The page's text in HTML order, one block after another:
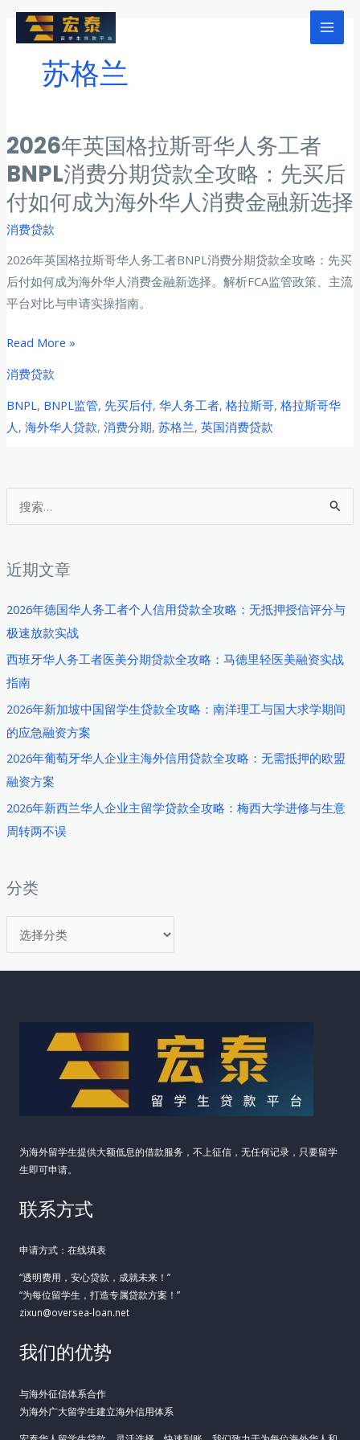
Main
索
近期文章
2026年德国华人务工者个人信用贷款全攻略：无抵押授信评分与
极速放款实战
西班牙华人务工者医美分期贷款全攻略：马德里轻医美融资实战
指南
2026年新加坡中国留学生贷款全攻略：南洋理工与国大求学期间
的应急融资方案
2026年葡萄牙华人企业主海外信用贷款全攻略：无需抵押的欧盟
融资方案
2026年新西兰华人企业主留学贷款全攻略：梅西大学进修与生意
周转两不误
分类
类
苏格兰
2026年英国格拉斯哥华人务工者
BNPL消费分期贷款全攻略：先买后
付如何成为海外华人消费金融新选择
消费贷款
2026年英国格拉斯哥华人务工者BNPL消费分期贷款全攻略：先买
后付如何成为海外华人消费金融新选择。解析FCA监管政策、主流
平台对比与申请实操指南。
2026
英
国
格
哥
务
工
者
BNPL
费
分
期
贷
款
全
先
后
何
成
Read More »
消费贷款
BNPL , BNPL监管, 先买后付, 华人务工者, 格拉斯哥, 格拉斯哥华
人 , 海外华人贷款, 消费分期, 苏格兰, 英国消费贷款
为海外留学生提供大额低息的借款服务，不上征信，无任何记录，只要留学
生即可申请。
联系方式
申请方式：在线填表
“透明费用，安心贷款，成就未来！”
“为每位留学生，打造专属贷款方案！”
zixun@oversea-loan.net
我们的优势
与海外征信体系合作
为海外广大留学生建立海外信用体系